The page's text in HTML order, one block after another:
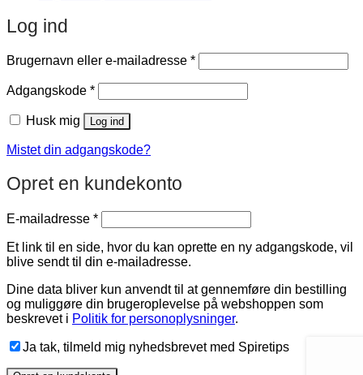
Log ind
Brugernavn eller e-mailadresse *Påkrævet
Adgangskode *Påkrævet
Husk mig Log ind
Mistet din adgangskode?
Opret en kundekonto
E-mailadresse *Påkrævet
Et link til en side, hvor du kan oprette en ny adgangskode, vil
blive sendt til din e-mailadresse.
Dine data bliver kun anvendt til at gennemføre din bestilling
og muliggøre din brugeroplevelse på webshoppen som
beskrevet i Politik for personoplysninger.
Ja tak, tilmeld mig nyhedsbrevet med Spiretips